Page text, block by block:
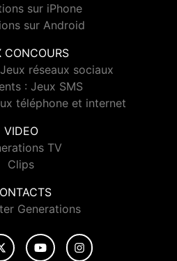
sur iPhone
sur Android
CONCOURS
réseaux sociaux
: Jeux SMS
téléphone et internet
VIDEO
TV
Clips
Generations